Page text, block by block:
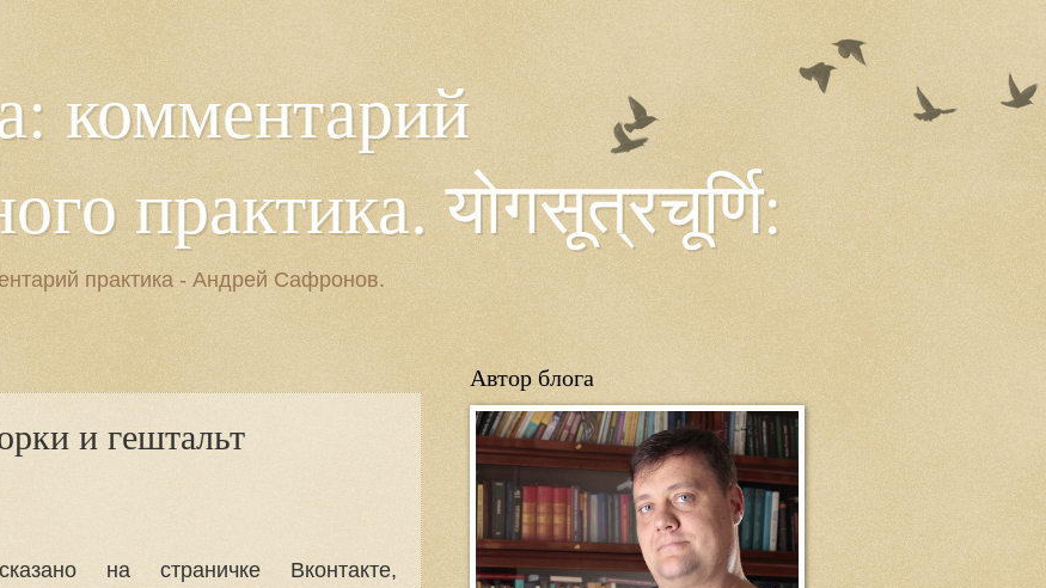
комментарий
практика. योगसूत्रचूर्णि:
практика - Андрей Сафронов.
и гештальт
на страничке Вконтакте,
Автор блога